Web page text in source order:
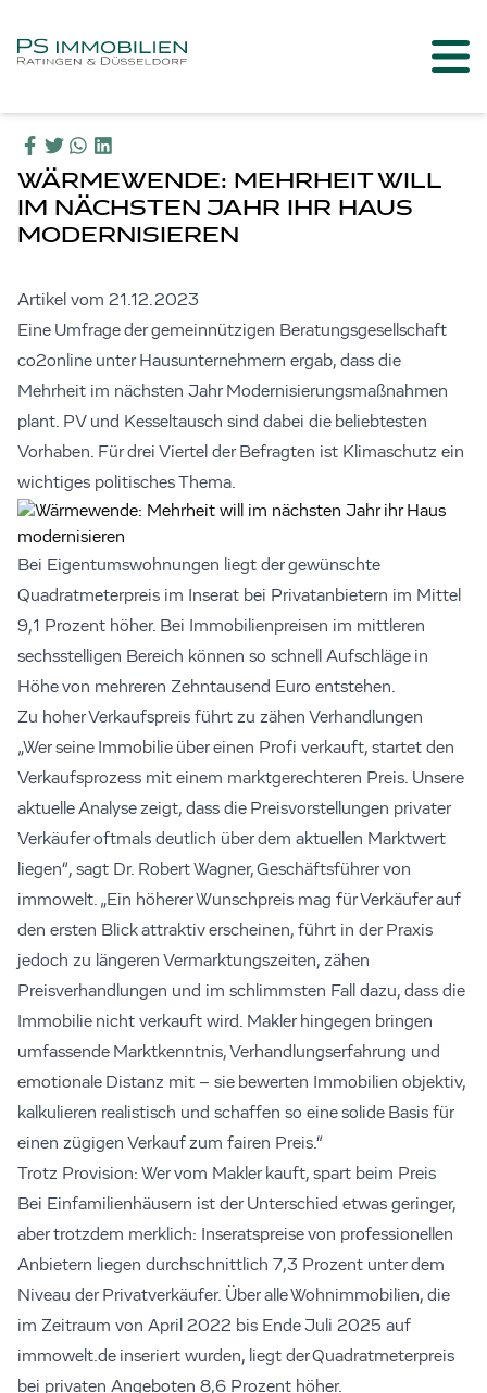
WÄRMEWENDE: MEHRHEIT WILL
IM NÄCHSTEN JAHR IHR HAUS
MODERNISIEREN
Artikel vom 21.12.2023
Eine Umfrage der gemeinnützigen Beratungsgesellschaft
co2online unter Hausunternehmern ergab, dass die
Mehrheit im nächsten Jahr Modernisierungsmaßnahmen
plant. PV und Kesseltausch sind dabei die beliebtesten
Vorhaben. Für drei Viertel der Befragten ist Klimaschutz ein
wichtiges politisches Thema.
Bei Eigentumswohnungen liegt der gewünschte
Quadratmeterpreis im Inserat bei Privatanbietern im Mittel
9,1 Prozent höher. Bei Immobilienpreisen im mittleren
sechsstelligen Bereich können so schnell Aufschläge in
Höhe von mehreren Zehntausend Euro entstehen.
Zu hoher Verkaufspreis führt zu zähen Verhandlungen
„Wer seine Immobilie über einen Profi verkauft, startet den
Verkaufsprozess mit einem marktgerechteren Preis. Unsere
aktuelle Analyse zeigt, dass die Preisvorstellungen privater
Verkäufer oftmals deutlich über dem aktuellen Marktwert
liegen“, sagt Dr. Robert Wagner, Geschäftsführer von
immowelt. „Ein höherer Wunschpreis mag für Verkäufer auf
den ersten Blick attraktiv erscheinen, führt in der Praxis
jedoch zu längeren Vermarktungszeiten, zähen
Preisverhandlungen und im schlimmsten Fall dazu, dass die
Immobilie nicht verkauft wird. Makler hingegen bringen
umfassende Marktkenntnis, Verhandlungserfahrung und
emotionale Distanz mit – sie bewerten Immobilien objektiv,
kalkulieren realistisch und schaffen so eine solide Basis für
einen zügigen Verkauf zum fairen Preis.“
Trotz Provision: Wer vom Makler kauft, spart beim Preis
Bei Einfamilienhäusern ist der Unterschied etwas geringer,
aber trotzdem merklich: Inseratspreise von professionellen
Anbietern liegen durchschnittlich 7,3 Prozent unter dem
Niveau der Privatverkäufer. Über alle Wohnimmobilien, die
im Zeitraum von April 2022 bis Ende Juli 2025 auf
immowelt.de inseriert wurden, liegt der Quadratmeterpreis
bei privaten Angeboten 8,6 Prozent höher.